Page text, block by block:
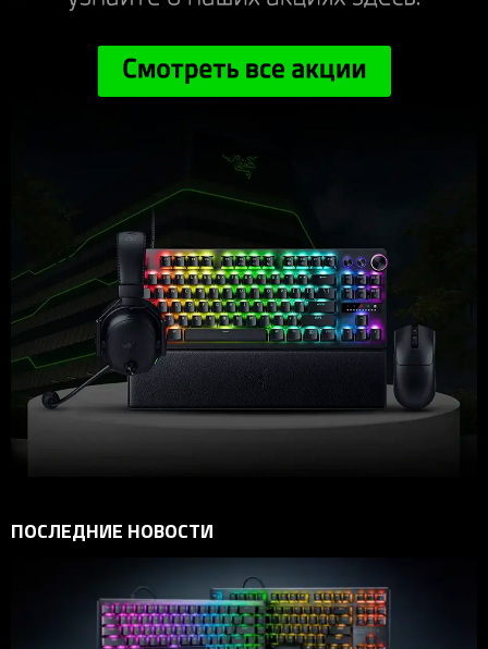
ПОСЛЕДНИЕ НОВОСТИ